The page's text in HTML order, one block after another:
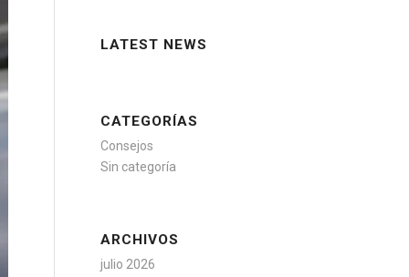
LATEST NEWS
CATEGORÍAS
Consejos
Sin categoría
ARCHIVOS
julio 2026